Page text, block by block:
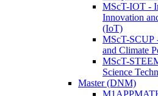
MScT-IOT -
Innovation
(IoT)
MScT-SCUP
and Climate
MScT-
Science
Master (DNM)